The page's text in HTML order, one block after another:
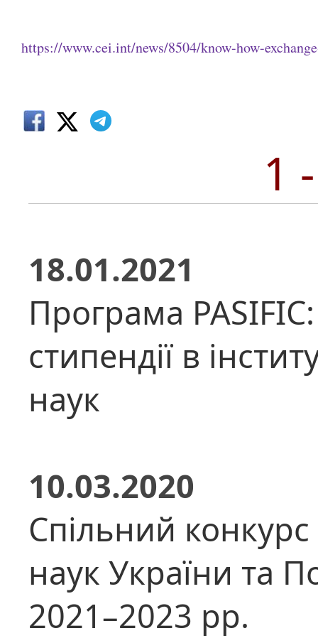
https://www.cei.int/news/8504/know-how-
1
18.01.2021
Програма
стипендії в
наук
10.03.2020
Спільний конкурс
наук України та
2021–2023 рр.